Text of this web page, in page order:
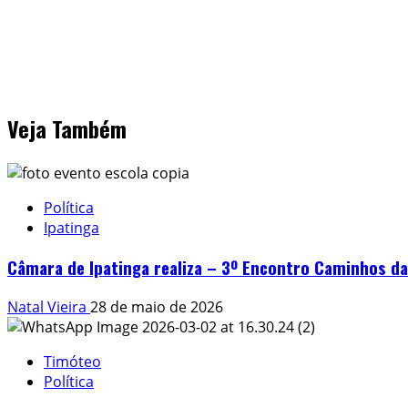
Veja Também
Política
Ipatinga
Câmara de Ipatinga realiza – 3º Encontro Caminhos
Natal Vieira 28 de maio de 2026
Timóteo
Política